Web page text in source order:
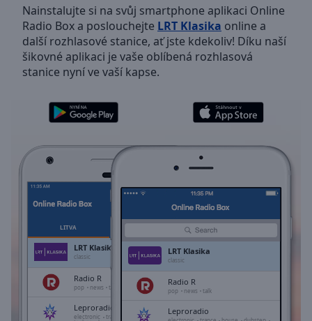
Skip
Backward
Skip
Forward
Mute
Current
Duration-:-
0.00%
Stream
TypeLIVE
LIVE
Remaining
Nainstalujte si na svůj smartphone aplikaci Online
Radio Box a poslouchejte LRT Klasika online a
další rozhlasové stanice, ať jste kdekoliv! Díku naší
šikovné aplikaci je vaše oblíbená rozhlasová
stanice nyní ve vaší kapse.
LITVA
LRT Klasika
classic
Radio R
pop news talk
Leproradio
electronic trance house dubstep
LRT Klasika
classic
Radio R
pop news talk
Leproradio